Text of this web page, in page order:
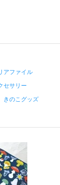
アファイル
セサリー
きのこグッズ